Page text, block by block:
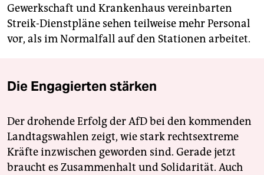
Gewerkschaft und Krankenhaus vereinbarten
Streik-Dienstpläne sehen teilweise mehr Personal
vor, als im Normalfall auf den Stationen arbeitet.
Die Engagierten stärken
Der drohende Erfolg der AfD bei den kommenden
Landtagswahlen zeigt, wie stark rechtsextreme
Kräfte inzwischen geworden sind. Gerade jetzt
braucht es Zusammenhalt und Solidarität. Auch